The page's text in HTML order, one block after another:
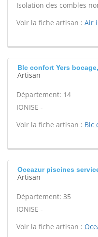
Isolation des combles
Voir la fiche artisan : Air
Blc confort Yers
Artisan
Département: 14
IONISE -
Voir la fiche artisan : Blc
Oceazur piscines
Artisan
Département: 35
IONISE -
Voir la fiche artisan :